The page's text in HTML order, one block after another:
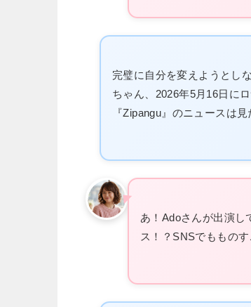
完璧に自分を変えようとし
ちゃん、2026年5月16日に
『Zipangu』のニュースは見
あ！Adoさんが出演し
ス！？SNSでももの